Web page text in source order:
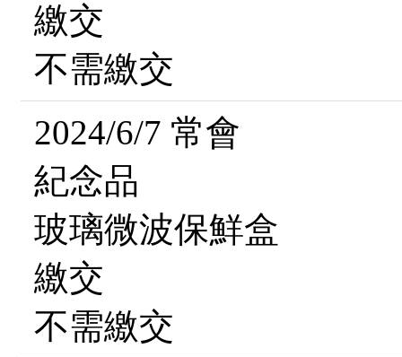
繳交
不需繳交
2024/6/7 常會
紀念品
玻璃微波保鮮盒
繳交
不需繳交